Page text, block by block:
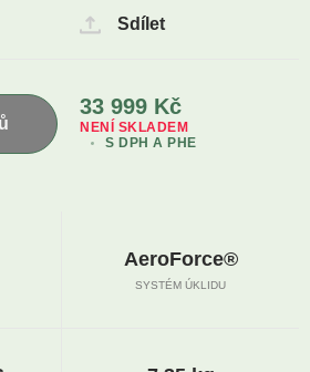
Sdílet
33 999 Kč
S DPH A PHE
NENÍ SKLADEM
AeroForce®
SYSTÉM ÚKLIDU